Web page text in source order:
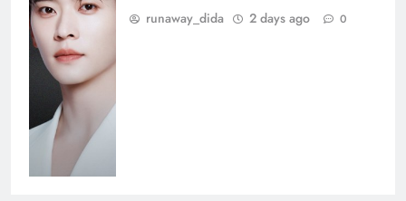
runaway_dida 2 days ago 0